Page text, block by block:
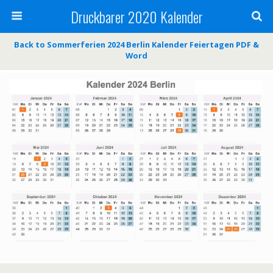
Druckbarer 2020 Kalender
Back to Sommerferien 2024 Berlin Kalender Feiertagen PDF &
Word